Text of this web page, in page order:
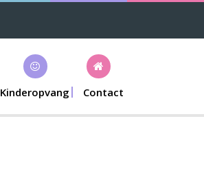
Kinderopvang Contact